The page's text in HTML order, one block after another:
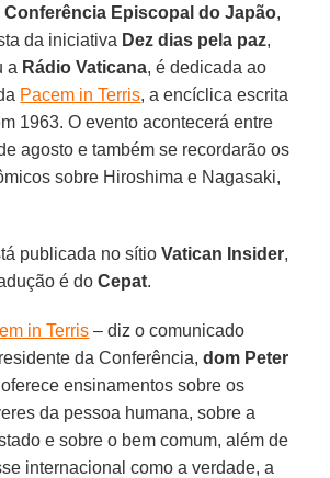
Conferência Episcopal do Japão,
da iniciativa Dez dias pela paz,
a Rádio Vaticana, é dedicada ao
Pacem in Terris, a encíclica escrita
1963. O evento acontecerá entre
agosto e também se recordarão os
sobre Hiroshima e Nagasaki,
publicada no sítioVatican Insider,
é doCepat.
in Terris – diz o comunicado
da Conferência,dom Peter
ensinamentos sobre os
da pessoa humana, sobre a
e sobre o bem comum, além de
internacional como a verdade, a